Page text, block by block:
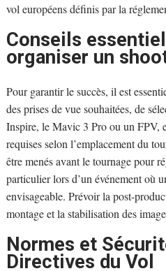
vol européens définis par la
Conseils
organiser un
Pour garantir le succès, il est
des prises de vue souhaitées, de
Inspire, le Mavic 3 Pro ou un FPV,
requises selon l’emplacement du
être menés avant le tournage pour
particulier lors d’un événement où
envisageable. Prévoir la post-
montage et la stabilisation des
Normes et
Directives du Vol